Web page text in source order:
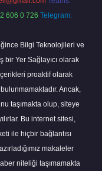
606 0 726 Telegram:
Bilgi Teknolojileri ve
bir Yer Sağlayıcı olarak
proaktif olarak
Ancak,
taşımakta olup, siteye
Bu internet sitesi,
ile hiçbir bağlantısı
makaleler
niteliği taşımamakta